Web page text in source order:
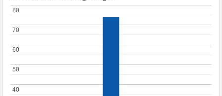
40
40
50
50
60
60
70
70
80
80